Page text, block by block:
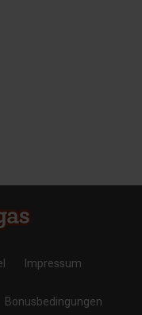
Impressum
Bonusbedingungen